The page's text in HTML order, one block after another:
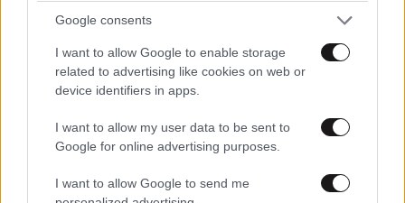
Google consents
I want to allow Google to enable storage
related to advertising like cookies on web or
device identifiers in apps.
I want to allow my user data to be sent to
Google for online advertising purposes.
I want to allow Google to send me